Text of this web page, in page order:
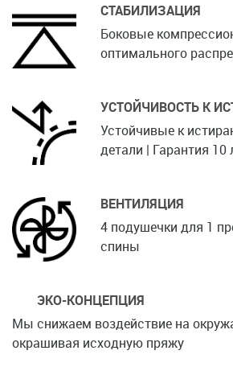
СТАБИЛИЗАЦИЯ
Боковые
оптимального
УСТОЙЧИВОСТЬ К
Устойчивые к
детали | Гарантия 10
ВЕНТИЛЯЦИЯ
4 подушечки для 1
спины
ЭКО-КОНЦЕПЦИЯ
Мы снижаем воздействие на
окрашивая исходную пряжу